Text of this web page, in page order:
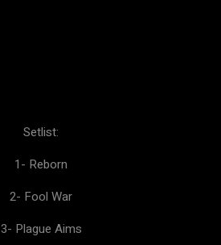
Setlist:
1- Reborn
2- Fool War
3- Plague Aims